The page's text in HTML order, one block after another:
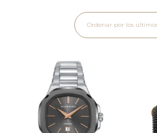
Ordenar por los